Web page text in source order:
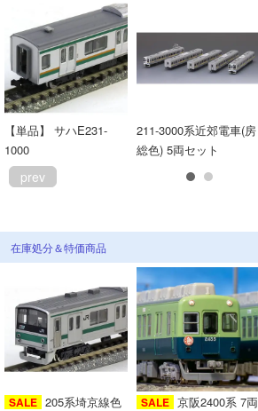
【単品】 サハE231-
1000
211-3000系近郊電車(房
総色) 5両セット
prev
在庫処分＆特価商品
SALE 205系埼京線色
SALE 京阪2400系 7両